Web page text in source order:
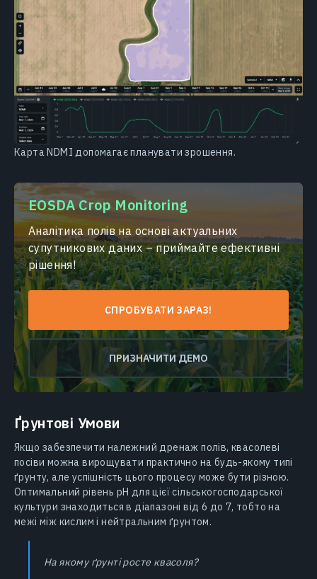
Карта NDMI допомагає планувати зрошення.
EOSDA Crop Monitoring
Аналітика полів на основі актуальних
супутникових даних – приймайте ефективні
рішення!
СПРОБУВАТИ ЗАРАЗ!
ПРИЗНАЧИТИ ДЕМО
Ґрунтові Умови
Якщо забезпечити належний дренаж полів, квасолеві
посіви можна вирощувати практично на будь-якому типі
ґрунту, але успішність цього процесу може бути різною.
Оптимальний рівень рН для цієї сільськогосподарської
культури знаходиться в діапазоні від 6 до 7, тобто на
межі між кислим і нейтральним ґрунтом.
На якому ґрунті росте квасоля?